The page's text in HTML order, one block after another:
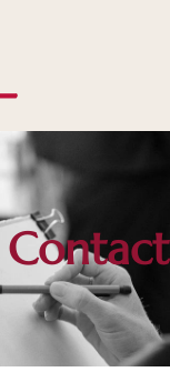
Contact